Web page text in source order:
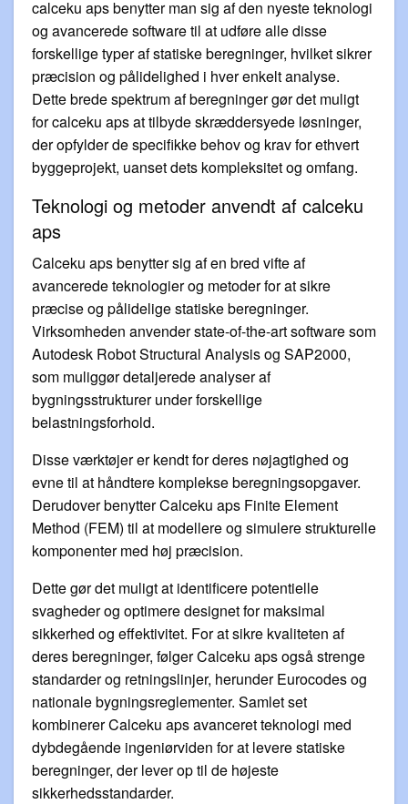
calceku aps benytter man sig af den nyeste teknologi
og avancerede software til at udføre alle disse
forskellige typer af statiske beregninger, hvilket sikrer
præcision og pålidelighed i hver enkelt analyse.
Dette brede spektrum af beregninger gør det muligt
for calceku aps at tilbyde skræddersyede løsninger,
der opfylder de specifikke behov og krav for ethvert
byggeprojekt, uanset dets kompleksitet og omfang.
Teknologi og metoder anvendt af calceku
aps
Calceku aps benytter sig af en bred vifte af
avancerede teknologier og metoder for at sikre
præcise og pålidelige statiske beregninger.
Virksomheden anvender state-of-the-art software som
Autodesk Robot Structural Analysis og SAP2000,
som muliggør detaljerede analyser af
bygningsstrukturer under forskellige
belastningsforhold.
Disse værktøjer er kendt for deres nøjagtighed og
evne til at håndtere komplekse beregningsopgaver.
Derudover benytter Calceku aps Finite Element
Method (FEM) til at modellere og simulere strukturelle
komponenter med høj præcision.
Dette gør det muligt at identificere potentielle
svagheder og optimere designet for maksimal
sikkerhed og effektivitet. For at sikre kvaliteten af
deres beregninger, følger Calceku aps også strenge
standarder og retningslinjer, herunder Eurocodes og
nationale bygningsreglementer. Samlet set
kombinerer Calceku aps avanceret teknologi med
dybdegående ingeniørviden for at levere statiske
beregninger, der lever op til de højeste
sikkerhedsstandarder.